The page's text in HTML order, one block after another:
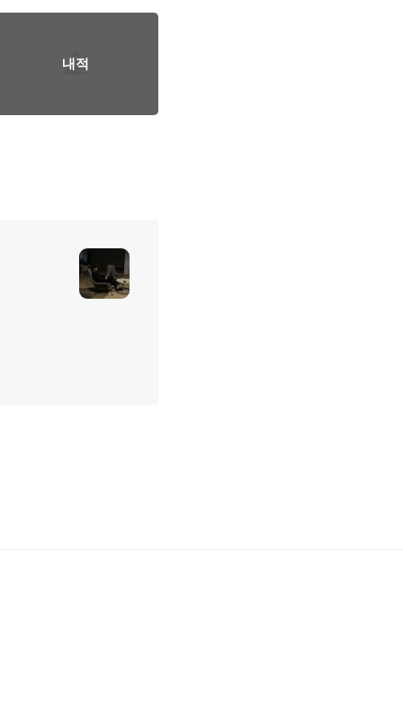
내적